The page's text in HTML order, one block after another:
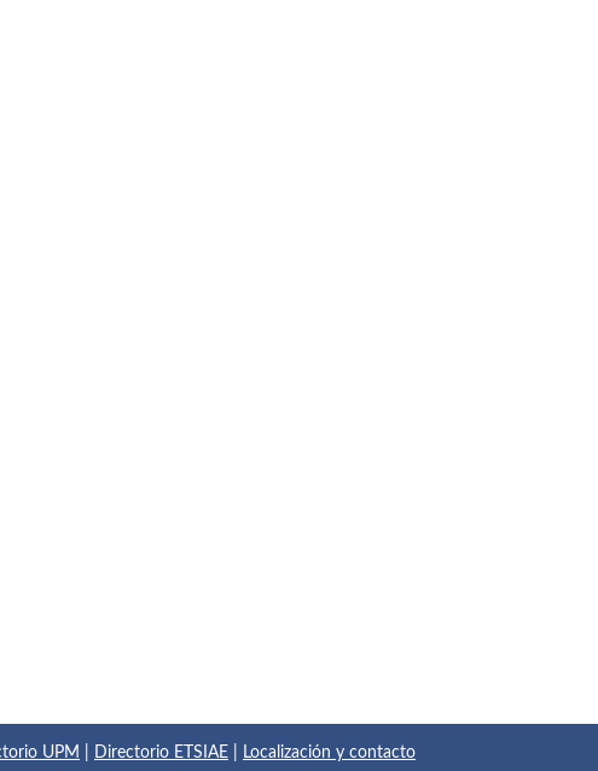
UPM Directorio ETSIAE Localización y contacto